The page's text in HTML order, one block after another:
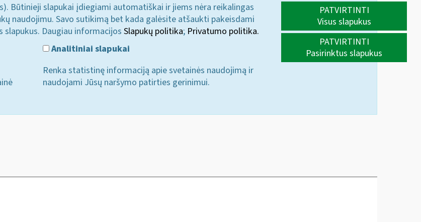
Būtinieji slapukai įdiegiami automatiškai ir jiems nėra reikalingas
naudojimu. Savo sutikimą bet kada galėsite atšaukti pakeisdami
Daugiau informacijos Slapukų politika; Privatumo politika.
Analitiniai slapukai
Renka statistinę informaciją apie svetainės naudojimą ir
naudojami Jūsų naršymo patirties gerinimui.
PATVIRTINTI
Visus slapukus
PATVIRTINTI
Pasirinktus slapukus